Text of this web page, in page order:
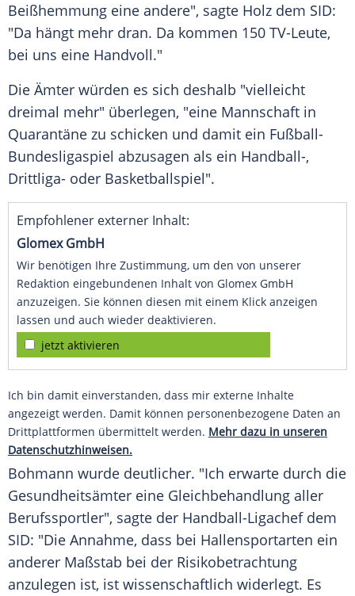
Beißhemmung eine andere", sagte Holz dem SID:
"Da hängt mehr dran. Da kommen 150 TV-Leute,
bei uns eine Handvoll."
Die Ämter würden es sich deshalb "vielleicht
dreimal mehr" überlegen, "eine Mannschaft in
Quarantäne zu schicken und damit ein Fußball-
Bundesligaspiel abzusagen als ein Handball-,
Drittliga- oder Basketballspiel".
Empfohlener externer Inhalt:
Glomex GmbH
Wir benötigen Ihre Zustimmung, um den von unserer
Redaktion eingebundenen Inhalt von Glomex GmbH
anzuzeigen. Sie können diesen mit einem Klick anzeigen
lassen und auch wieder deaktivieren.
jetzt aktivieren
Ich bin damit einverstanden, dass mir externe Inhalte
angezeigt werden. Damit können personenbezogene Daten an
Drittplattformen übermittelt werden. Mehr dazu in unseren
Datenschutzhinweisen.
Bohmann wurde deutlicher. "Ich erwarte durch die
Gesundheitsämter eine Gleichbehandlung aller
Berufssportler", sagte der Handball-Ligachef dem
SID: "Die Annahme, dass bei Hallensportarten ein
anderer Maßstab bei der Risikobetrachtung
anzulegen ist, ist wissenschaftlich widerlegt. Es